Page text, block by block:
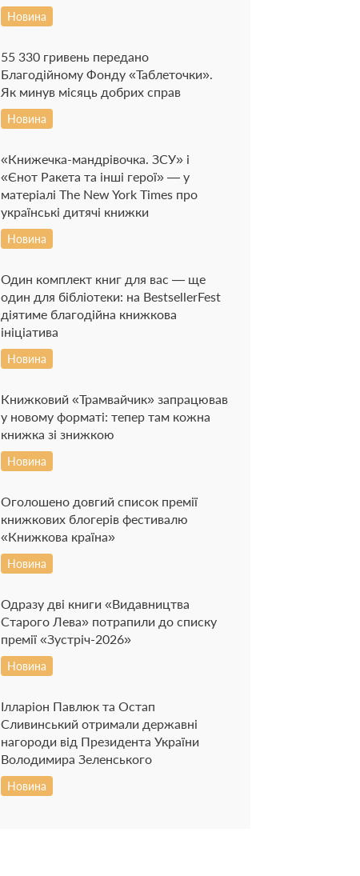
Новина
55 330 гривень передано
Благодійному Фонду «Таблеточки».
Як минув місяць добрих справ
Новина
«Книжечка-мандрівочка. ЗСУ» і
«Єнот Ракета та інші герої» — у
матеріалі The New York Times про
українські дитячі книжки
Новина
Один комплект книг для вас — ще
один для бібліотеки: на BestsellerFest
діятиме благодійна книжкова
ініціатива
Новина
Книжковий «Трамвайчик» запрацював
у новому форматі: тепер там кожна
книжка зі знижкою
Новина
Оголошено довгий список премії
книжкових блогерів фестивалю
«Книжкова країна»
Новина
Одразу дві книги «Видавництва
Старого Лева» потрапили до списку
премії «Зустріч-2026»
Новина
Ілларіон Павлюк та Остап
Сливинський отримали державні
нагороди від Президента України
Володимира Зеленського
Новина